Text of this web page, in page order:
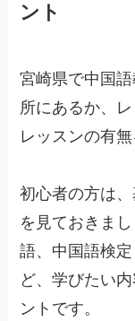
ント
宮崎県で中国
所にあるか、
レッスンの有
初心者の方は
を見ておきま
語、中国語検
ど、学びたい
ントです。